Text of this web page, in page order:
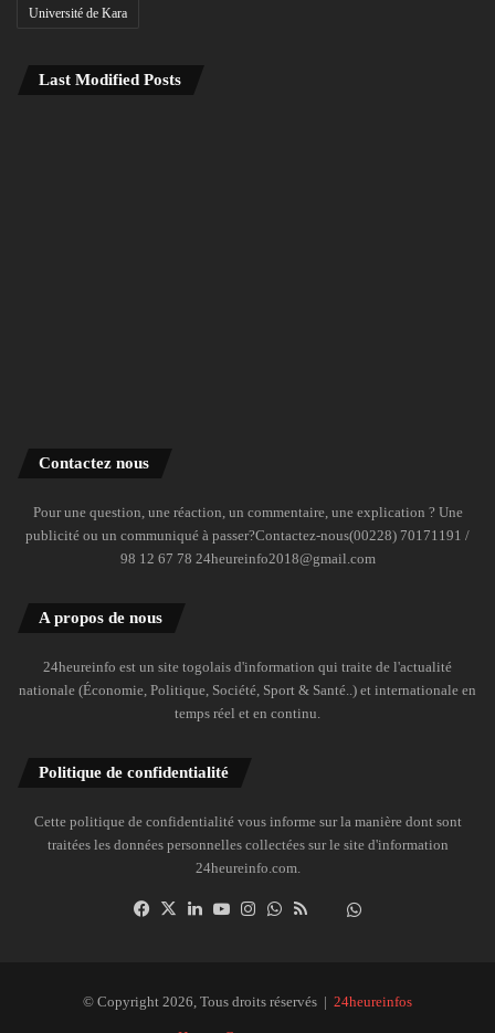
Université de Kara
Last Modified Posts
Contactez nous
Pour une question, une réaction, un commentaire, une explication ? Une
publicité ou un communiqué à passer?Contactez-nous(00228) 70171191 /
98 12 67 78 24heureinfo2018@gmail.com
A propos de nous
24heureinfo est un site togolais d'information qui traite de l'actualité
nationale (Économie, Politique, Société, Sport & Santé..) et internationale en
temps réel et en continu.
Politique de confidentialité
Cette politique de confidentialité vous informe sur la manière dont sont
traitées les données personnelles collectées sur le site d'information
24heureinfo.com.
Facebook
X LinkedinYouTubeInstagramWhatsAppDailymotion
© Copyright 2026, Tous droits réservés | 24heureinfos